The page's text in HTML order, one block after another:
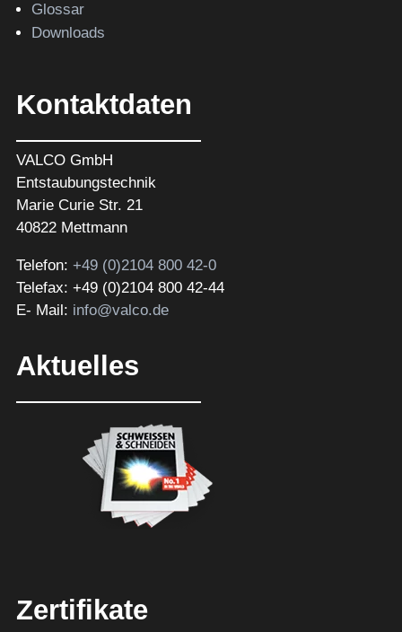
Glossar
Downloads
Kontaktdaten
VALCO GmbH
Entstaubungstechnik
Marie Curie Str. 21
40822 Mettmann
Telefon: +49 (0)2104 800 42-0
Telefax: +49 (0)2104 800 42-44
E- Mail: info@valco.de
Aktuelles
Zertifikate